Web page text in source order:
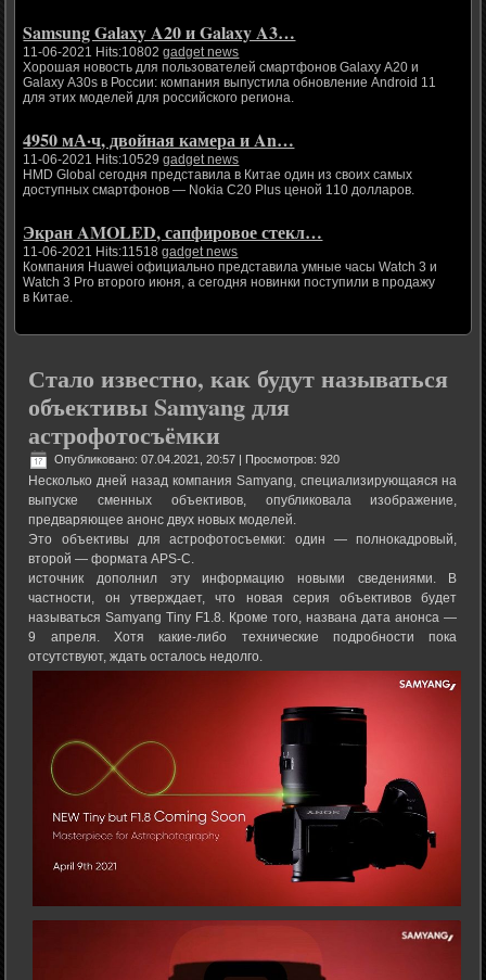
Samsung Galaxy A20 и Galaxy A3…
11-06-2021 Hits:10802gadget news
Хорошая новость для пользователей смартфонов Galaxy A20 и
Galaxy A30s в России: компания выпустила обновление Android 11
для этих моделей для российского региона.
4950 мА·ч, двойная камера и An…
11-06-2021 Hits:10529gadget news
HMD Global сегодня представила в Китае один из своих самых
доступных смартфонов — Nokia C20 Plus ценой 110 долларов.
Экран AMOLED, сапфировое стекл…
11-06-2021 Hits:11518gadget news
Компания Huawei официально представила умные часы Watch 3 и
Watch 3 Pro второго июня, а сегодня новинки поступили в продажу
в Китае.
Стало известно, как будут называться
объективы Samyang для
астрофотосъёмки
Опубликовано: 07.04.2021, 20:57 | Просмотров: 920
Несколько дней назад компания Samyang, специализирующаяся на
выпуске сменных объективов, опубликовала изображение,
предваряющее анонс двух новых моделей.
Это объективы для астрофотосъемки: один — полнокадровый,
второй — формата APS-C.
источник дополнил эту информацию новыми сведениями. В
частности, он утверждает, что новая серия объективов будет
называться Samyang Tiny F1.8. Кроме того, названа дата анонса —
9 апреля. Хотя какие-либо технические подробности пока
отсутствуют, ждать осталось недолго.